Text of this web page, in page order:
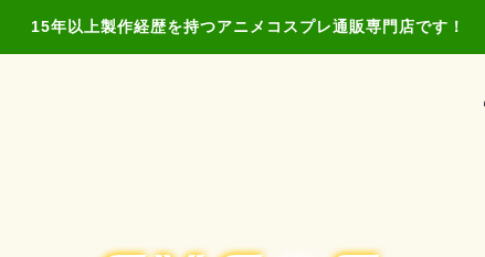
15年以上製作経歴を持つアニメコスプレ通販専門店です！